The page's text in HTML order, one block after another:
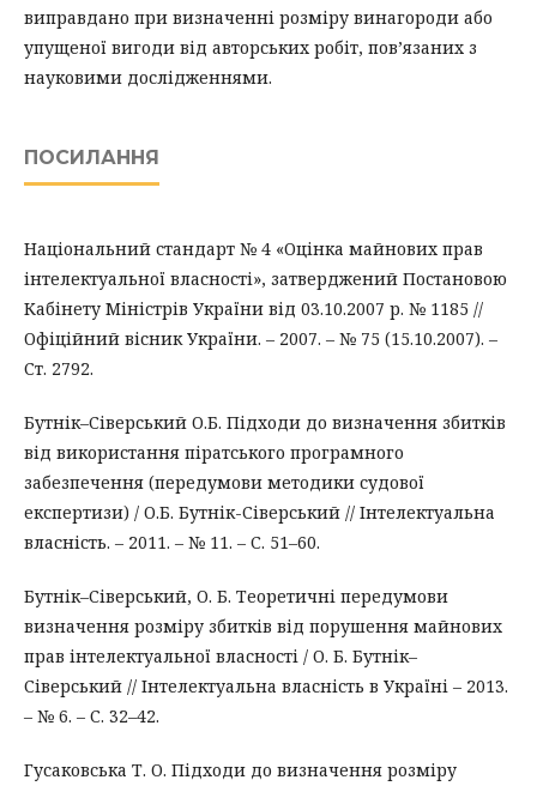
виправдано при визначенні розміру винагороди або
упущеної вигоди від авторських робіт, пов’язаних з
науковими дослідженнями.
ПОСИЛАННЯ
Національний стандарт № 4 «Оцінка майнових прав
інтелектуальної власності», затверджений Постановою
Кабінету Міністрів України від 03.10.2007 р. № 1185 //
Офіційний вісник України. – 2007. – № 75 (15.10.2007). –
Ст. 2792.
Бутнік–Сіверський О.Б. Підходи до визначення збитків
від використання піратського програмного
забезпечення (передумови методики судової
експертизи) / О.Б. Бутнік-Сіверський // Інтелектуальна
власність. – 2011. – № 11. – С. 51–60.
Бутнік–Сіверський, О. Б. Теоретичні передумови
визначення розміру збитків від порушення майнових
прав інтелектуальної власності / О. Б. Бутнік–
Сіверський // Інтелектуальна власність в Україні – 2013.
– № 6. – С. 32–42.
Гусаковська Т. О. Підходи до визначення розміру